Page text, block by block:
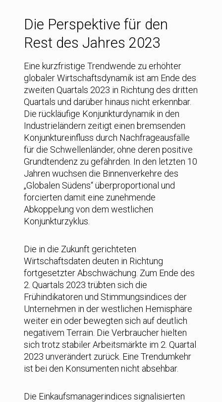
Die Perspektive für den
Rest des Jahres 2023
Eine kurzfristige Trendwende zu erhöhter
globaler Wirtschaftsdynamik ist am Ende des
zweiten Quartals 2023 in Richtung des dritten
Quartals und darüber hinaus nicht erkennbar.
Die rückläufige Konjunkturdynamik in den
Industrieländern zeitigt einen bremsenden
Konjunktureinfluss durch Nachfrageausfälle
für die Schwellenländer, ohne deren positive
Grundtendenz zu gefährden. In den letzten 10
Jahren wuchsen die Binnenverkehre des
„Globalen Südens“ überproportional und
forcierten damit eine zunehmende
Abkoppelung von dem westlichen
Konjunkturzyklus.
Die in die Zukunft gerichteten
Wirtschaftsdaten deuten in Richtung
fortgesetzter Abschwächung. Zum Ende des
2. Quartals 2023 trübten sich die
Frühindikatoren und Stimmungsindices der
Unternehmen in der westlichen Hemisphäre
weiter ein oder bewegten sich auf deutlich
negativem Terrain. Die Verbraucher hielten
sich trotz stabiler Arbeitsmärkte im 2. Quartal
2023 unverändert zurück. Eine Trendumkehr
ist bei den Konsumenten nicht absehbar.
Die Einkaufsmanagerindices signalisierten